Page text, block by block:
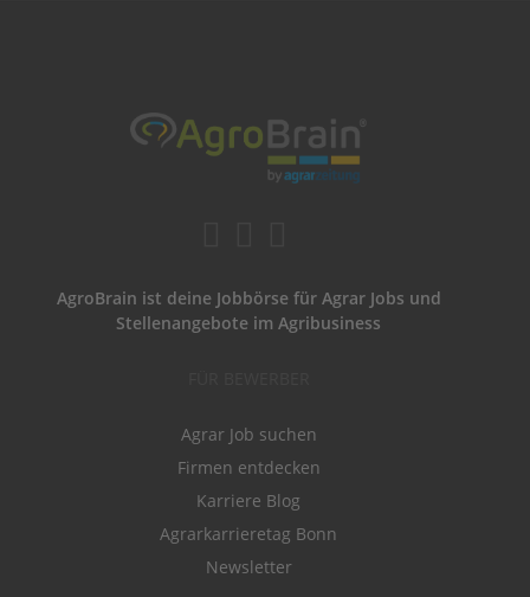
AgroBrain ist deine Jobbörse für Agrar Jobs und
Stellenangebote im Agribusiness
Agrar Job suchen
Firmen entdecken
Karriere Blog
Agrarkarrieretag Bonn
Newsletter